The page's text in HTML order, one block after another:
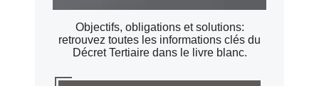
Objectifs, obligations et solutions:
retrouvez toutes les informations clés du
Décret Tertiaire dans le livre blanc.